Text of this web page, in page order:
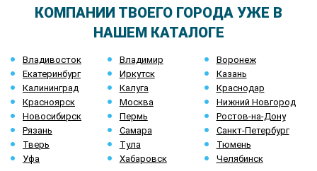
КОМПАНИИ ТВОЕГО ГОРОДА УЖЕ В
НАШЕМ КАТАЛОГЕ
Владивосток Владимир
Воронеж
Екатеринбург
Иркутск
Казань
Калининград
Калуга
Краснодар
Красноярск
Москва
Нижний Новгород
Новосибирск
Пермь
Ростов-на-Дону
Рязань
Самара
Санкт-Петербург
Тверь
Тула
Тюмень
Уфа
Хабаровск Челябинск